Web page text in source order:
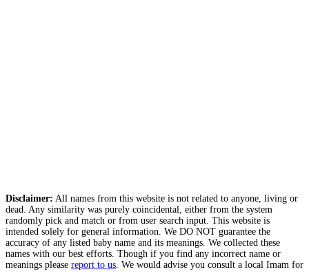
Disclaimer: All names from this website is not related to anyone, living or
dead. Any similarity was purely coincidental, either from the system
randomly pick and match or from user search input. This website is
intended solely for general information. We DO NOT guarantee the
accuracy of any listed baby name and its meanings. We collected these
names with our best efforts. Though if you find any incorrect name or
meanings please report to us . We would advise you consult a local Imam for